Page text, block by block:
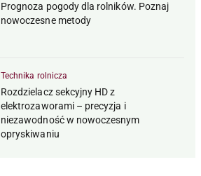
Prognoza pogody dla rolników. Poznaj
nowoczesne metody
Technika rolnicza
Rozdzielacz sekcyjny HD z
elektrozaworami – precyzja i
niezawodność w nowoczesnym
opryskiwaniu